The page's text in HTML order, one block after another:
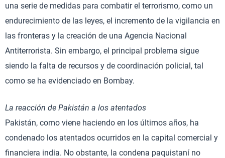
una serie de medidas para combatir el terrorismo, como un
endurecimiento de las leyes, el incremento de la vigilancia en
las fronteras y la creación de una Agencia Nacional
Antiterrorista. Sin embargo, el principal problema sigue
siendo la falta de recursos y de coordinación policial, tal
como se ha evidenciado en Bombay.
La reacción de Pakistán a los atentados
Pakistán, como viene haciendo en los últimos años, ha
condenado los atentados ocurridos en la capital comercial y
financiera india. No obstante, la condena paquistaní no